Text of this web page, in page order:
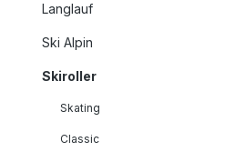
Langlauf
Ski Alpin
Skiroller
Skating
Classic